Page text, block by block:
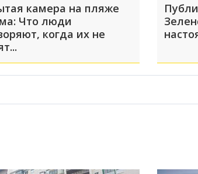
камера на пляже
Что люди
когда их не